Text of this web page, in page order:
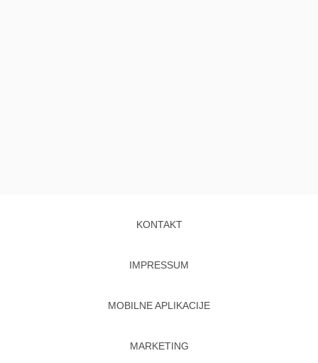
KONTAKT
IMPRESSUM
MOBILNE APLIKACIJE
MARKETING